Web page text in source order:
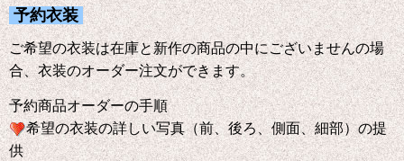
予約衣装
ご希望の衣装は在庫と新作の商品の中にございませんの場
合、衣装のオーダー注文ができます。
予約商品オーダーの手順
希望の衣装の詳しい写真（前、後ろ、側面、細部）の提
供